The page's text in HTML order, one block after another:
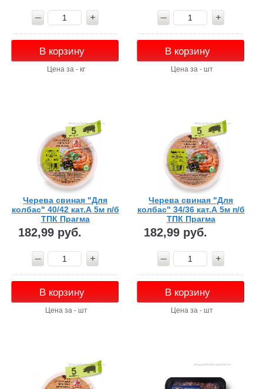
В корзину
Цена за - кг
В корзину
Цена за - шт
Черева свиная "Для
колбас" 40/42 кат.А 5м п/б
ТПК Прагма
182,99 руб.
В корзину
Цена за - шт
Черева свиная "Для
колбас" 34/36 кат.А 5м п/б
ТПК Прагма
182,99 руб.
В корзину
Цена за - шт